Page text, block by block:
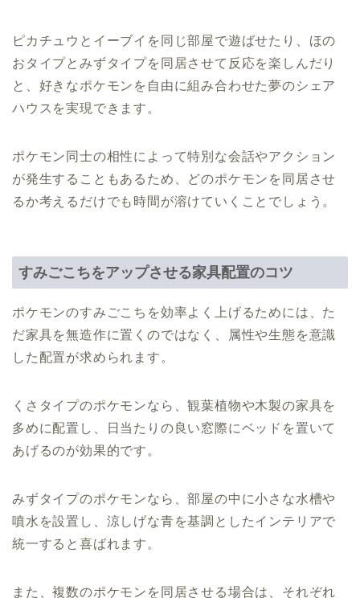
ピカチュウとイーブイを同じ部屋で遊ばせたり、ほの
おタイプとみずタイプを同居させて反応を楽しんだり
と、好きなポケモンを自由に組み合わせた夢のシェア
ハウスを実現できます。
ポケモン同士の相性によって特別な会話やアクション
が発生することもあるため、どのポケモンを同居させ
るか考えるだけでも時間が溶けていくことでしょう。
すみごこちをアップさせる家具配置のコツ
ポケモンのすみごこちを効率よく上げるためには、た
だ家具を無造作に置くのではなく、属性や生態を意識
した配置が求められます。
くさタイプのポケモンなら、観葉植物や木製の家具を
多めに配置し、日当たりの良い窓際にベッドを置いて
あげるのが効果的です。
みずタイプのポケモンなら、部屋の中に小さな水槽や
噴水を設置し、涼しげな青を基調としたインテリアで
統一すると喜ばれます。
また、複数のポケモンを同居させる場合は、それぞれ